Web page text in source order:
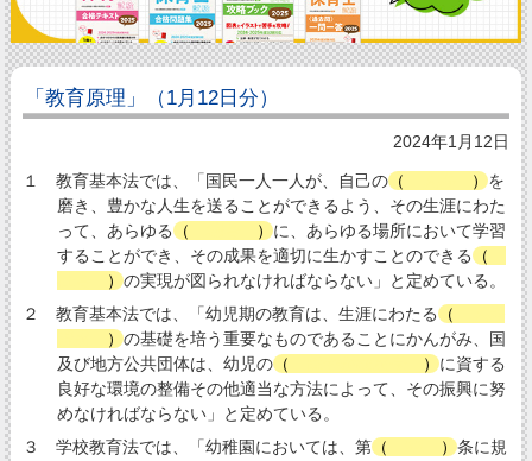
「教育原理」（1月12日分）
2024年1月12日
１ 教育基本法では、「国民一人一人が、自己の（ ）を
磨き、豊かな人生を送ることができるよう、その生涯にわた
って、あらゆる（ ）に、あらゆる場所において学習
することができ、その成果を適切に生かすことのできる（
）の実現が図られなければならない」と定めている。
２ 教育基本法では、「幼児期の教育は、生涯にわたる（
）の基礎を培う重要なものであることにかんがみ、国
及び地方公共団体は、幼児の（ ）に資する
良好な環境の整備その他適当な方法によって、その振興に努
めなければならない」と定めている。
３ 学校教育法では、「幼稚園においては、第（ ）条に規